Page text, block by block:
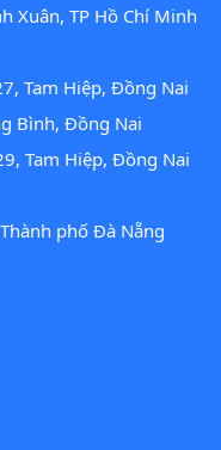
Xuân, TP Hồ Chí Minh
Tam Hiệp, Đồng Nai
Bình, Đồng Nai
Tam Hiệp, Đồng Nai
phố Đà Nẵng